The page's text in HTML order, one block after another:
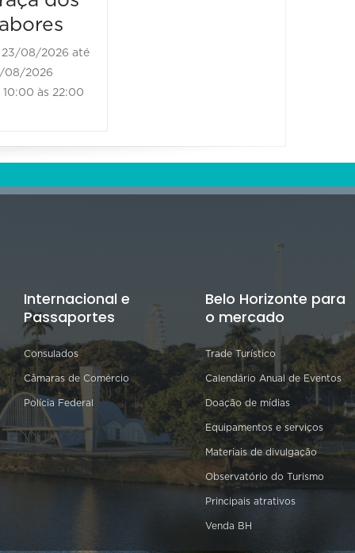
23/08/2026 até
08/2026
às 22:00
Internacional e
Passaportes
Consulados
Câmaras de Comércio
Polícia Federal
Belo Horizonte para
o mercado
Trade Turístico
Calendário Anual de Eventos
Doação de mídias
Equipamentos e serviços
Materiais de divulgação
Observatório do Turismo
Principais atrativos
Venda BH